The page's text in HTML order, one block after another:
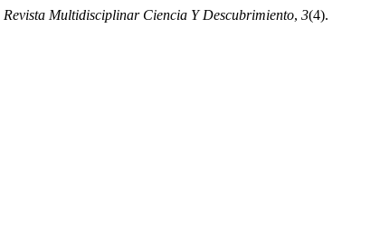
Revista Multidisciplinar Ciencia Y Descubrimiento, 3(4).